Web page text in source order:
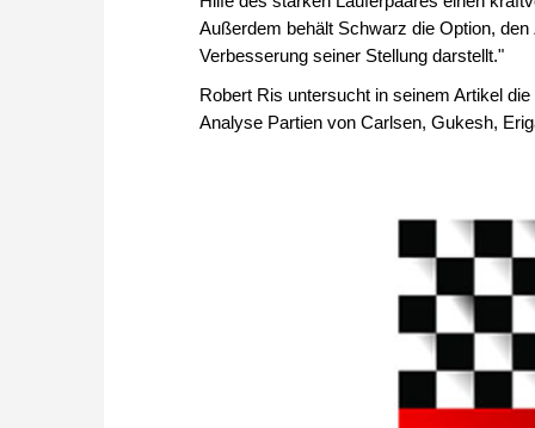
Außerdem behält Schwarz die Option,
Verbesserung seiner Stellung darstellt."
Robert Ris untersucht in seinem Artikel
Analyse Partien von Carlsen, Gukesh,